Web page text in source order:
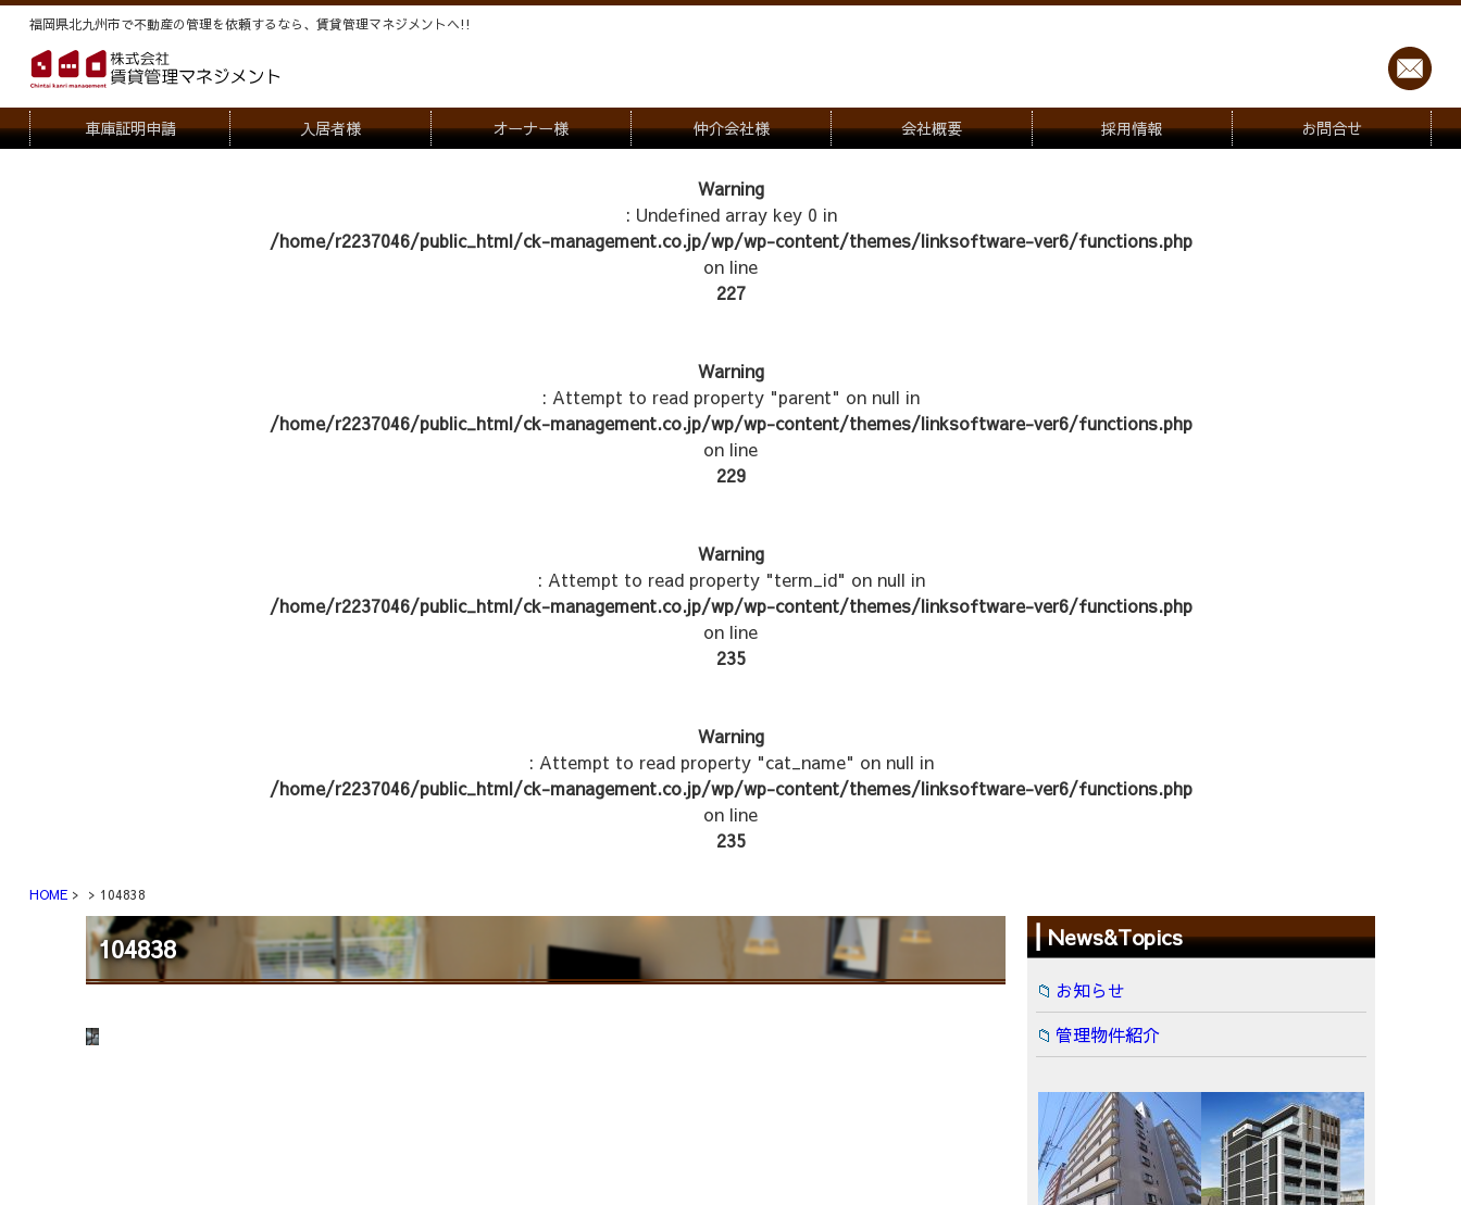
福岡県北九州市で不動産の管理を依頼するなら、賃貸管理マネジメントヘ!!
車庫証明申請 入居者様 オーナー様 仲介会社様
物件写真
管理物件紹介
会社概要 採用情報 お問合せ
Warning
: Undefined array key 0 in
/home/r2237046/public_html/ck-management.co.jp/wp/wp-content/themes/linksoftware-ver6/functions.php
on line
227
Warning
: Attempt to read property "parent" on null in
/home/r2237046/public_html/ck-management.co.jp/wp/wp-content/themes/linksoftware-ver6/functions.php
on line
229
Warning
: Attempt to read property "term_id" on null in
/home/r2237046/public_html/ck-management.co.jp/wp/wp-content/themes/linksoftware-ver6/functions.php
on line
235
Warning
: Attempt to read property "cat_name" on null in
/home/r2237046/public_html/ck-management.co.jp/wp/wp-content/themes/linksoftware-ver6/functions.php
on line
235
HOME 104838
104838 News&Topics
お知らせ
管理物件紹介